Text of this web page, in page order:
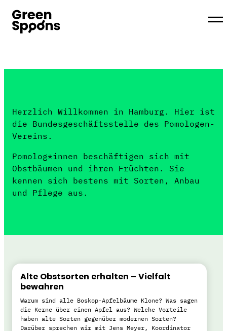
Herzlich Willkommen in Hamburg. Hier ist
die Bundesgeschäftsstelle des Pomologen-
Vereins.
Pomolog*innen beschäftigen sich mit
Obstbäumen und ihren Früchten. Sie
kennen sich bestens mit Sorten, Anbau
und Pflege aus.
Alte Obstsorten erhalten – Vielfalt
bewahren
Warum sind alle Boskop-Apfelbäume Klone? Was sagen
die Kerne über einen Apfel aus? Welche Vorteile
haben alte Sorten gegenüber modernen Sorten?
Darüber sprechen wir mit Jens Meyer, Koordinator